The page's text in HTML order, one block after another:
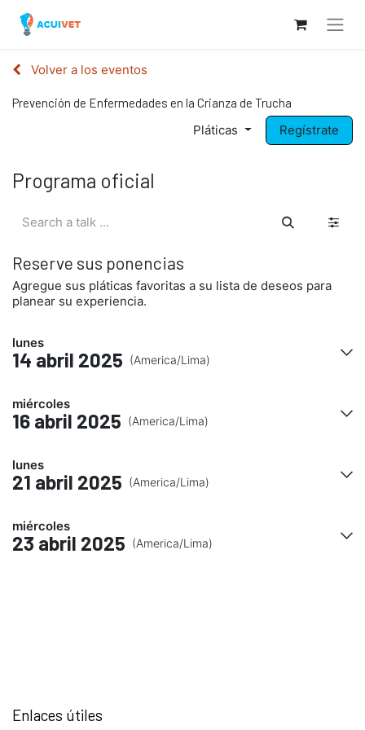
Volver a los eventos
Prevención de Enfermedades en la Crianza de Trucha
Pláticas Regístrate
Programa oficial
Reserve sus ponencias
Agregue sus pláticas favoritas a su lista de deseos para
planear su experiencia.
lunes
14 abril 2025 (America/Lima)
miércoles
16 abril 2025 (America/Lima)
lunes
21 abril 2025 (America/Lima)
miércoles
23 abril 2025 (America/Lima)
Enlaces útiles